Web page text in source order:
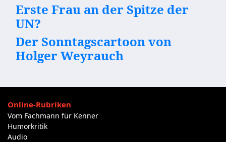
Erste Frau an der Spitze der
UN?
Der Sonntagscartoon von
Holger Weyrauch
Online-Rubriken
Vom Fachmann für Kenner
Humorkritik
Audio